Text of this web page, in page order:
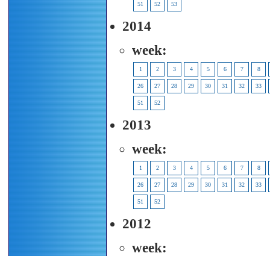
51 52 53
2014
week:
1 2 3 4 5 6 7 8
26 27 28 29 30 31 32 33
51 52
2013
week:
1 2 3 4 5 6 7 8
26 27 28 29 30 31 32 33
51 52
2012
week: